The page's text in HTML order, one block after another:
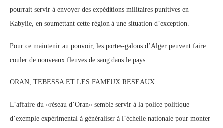
pourrait servir à envoyer des expéditions militaires punitives en
Kabylie, en soumettant cette région à une situation d’exception.
Pour ce maintenir au pouvoir, les portes-galons d’Alger peuvent faire
couler de nouveaux fleuves de sang dans le pays.
ORAN, TEBESSA ET LES FAMEUX RESEAUX
L’affaire du «réseau d’Oran» semble servir à la police politique
d’exemple expérimental à généraliser à l’échelle nationale pour monter